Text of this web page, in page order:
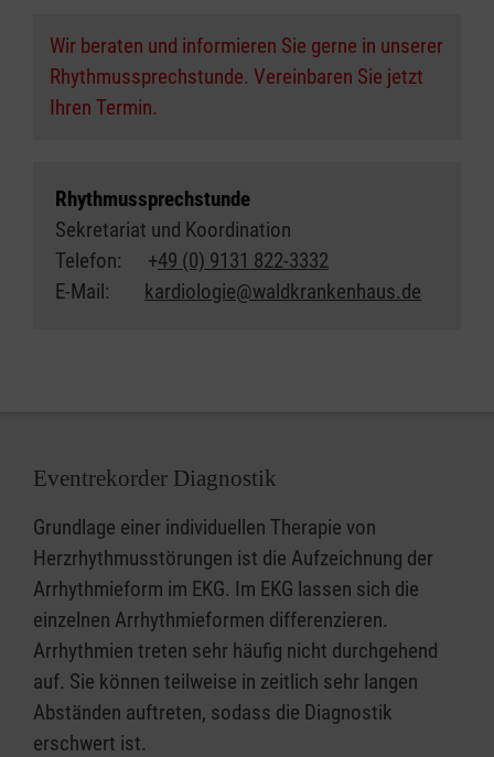
Wir beraten und informieren Sie gerne in unserer
Rhythmussprechstunde. Vereinbaren Sie jetzt
Ihren Termin.
Rhythmussprechstunde
Sekretariat und Koordination
Telefon: +49 (0) 9131 822-3332
E-Mail: kardiologie@waldkrankenhaus.de
Eventrekorder Diagnostik
Grundlage einer individuellen Therapie von
Herzrhythmusstörungen ist die Aufzeichnung der
Arrhythmieform im EKG. Im EKG lassen sich die
einzelnen Arrhythmieformen differenzieren.
Arrhythmien treten sehr häufig nicht durchgehend
auf. Sie können teilweise in zeitlich sehr langen
Abständen auftreten, sodass die Diagnostik
erschwert ist.